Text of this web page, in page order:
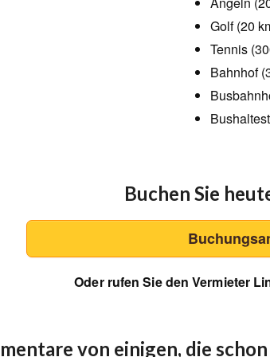
Golf (20
Tennis
Bahnhof
Buchen Sie
Oder rufen Sie den Vermieter
von einigen, die